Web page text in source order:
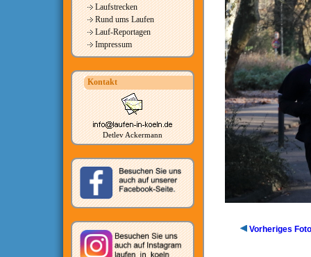
Laufstrecken
Rund ums Laufen
Lauf-Reportagen
Impressum
Kontakt
Detlev Ackermann
Vorheriges Foto